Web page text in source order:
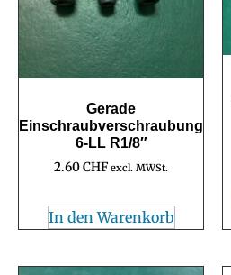
Gerade
Einschraubverschraubung
6-LL R1/8″
2.60CHF excl. MWSt.
In den Warenkorb